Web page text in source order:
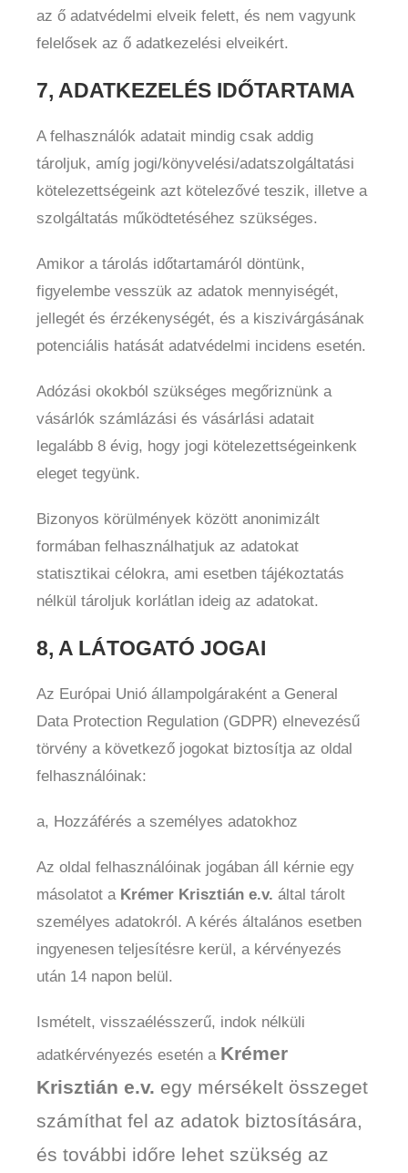
az ő adatvédelmi elveik felett, és nem vagyunk
felelősek az ő adatkezelési elveikért.
7, ADATKEZELÉS IDŐTARTAMA
A felhasználók adatait mindig csak addig
tároljuk, amíg jogi/könyvelési/adatszolgáltatási
kötelezettségeink azt kötelezővé teszik, illetve a
szolgáltatás működtetéséhez szükséges.
Amikor a tárolás időtartamáról döntünk,
figyelembe vesszük az adatok mennyiségét,
jellegét és érzékenységét, és a kiszivárgásának
potenciális hatását adatvédelmi incidens esetén.
Adózási okokból szükséges megőriznünk a
vásárlók számlázási és vásárlási adatait
legalább 8 évig, hogy jogi kötelezettségeinkenk
eleget tegyünk.
Bizonyos körülmények között anonimizált
formában felhasználhatjuk az adatokat
statisztikai célokra, ami esetben tájékoztatás
nélkül tároljuk korlátlan ideig az adatokat.
8, A LÁTOGATÓ JOGAI
Az Európai Unió állampolgáraként a General
Data Protection Regulation (GDPR) elnevezésű
törvény a következő jogokat biztosítja az oldal
felhasználóinak:
a, Hozzáférés a személyes adatokhoz
Az oldal felhasználóinak jogában áll kérnie egy
másolatot a Krémer Krisztián e.v. által tárolt
személyes adatokról. A kérés általános esetben
ingyenesen teljesítésre kerül, a kérvényezés
után 14 napon belül.
Ismételt, visszaélésszerű, indok nélküli
adatkérvényezés esetén a Krémer
Krisztián e.v. egy mérsékelt összeget
számíthat fel az adatok biztosítására,
és további időre lehet szükség az